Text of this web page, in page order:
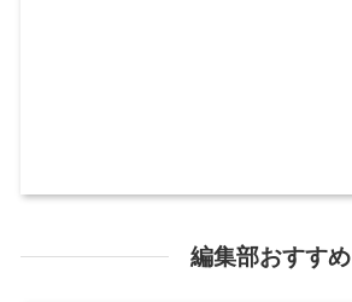
編集部おすすめ